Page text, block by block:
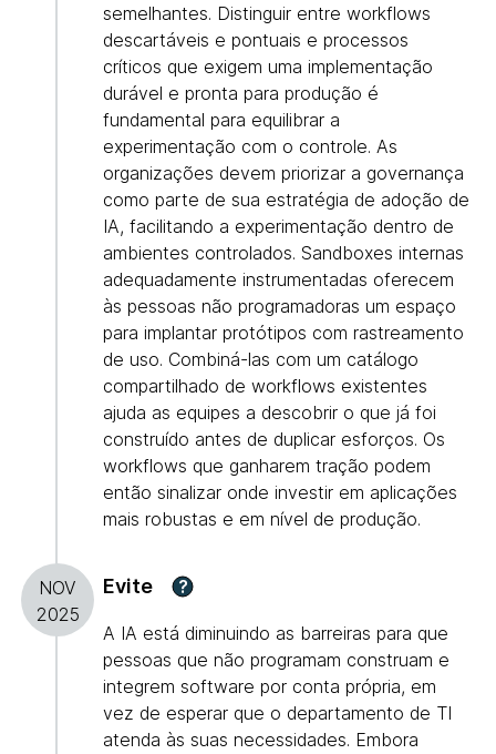
semelhantes. Distinguir entre workflows
descartáveis e pontuais e processos
críticos que exigem uma implementação
durável e pronta para produção é
fundamental para equilibrar a
experimentação com o controle. As
organizações devem priorizar a governança
como parte de sua estratégia de adoção de
IA, facilitando a experimentação dentro de
ambientes controlados. Sandboxes internas
adequadamente instrumentadas oferecem
às pessoas não programadoras um espaço
para implantar protótipos com rastreamento
de uso. Combiná-las com um catálogo
compartilhado de workflows existentes
ajuda as equipes a descobrir o que já foi
construído antes de duplicar esforços. Os
workflows que ganharem tração podem
então sinalizar onde investir em aplicações
mais robustas e em nível de produção.
NOV
2025
Evite ?
A IA está diminuindo as barreiras para que
pessoas que não programam construam e
integrem software por conta própria, em
vez de esperar que o departamento de TI
atenda às suas necessidades. Embora